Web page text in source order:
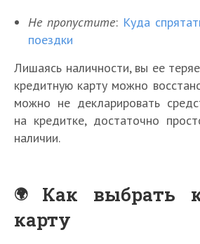
Не пропустите: Куда
поездки
Лишаясь наличности, вы ее
кредитную карту можно
можно не декларировать
на кредитке, достаточно
наличии.
Как выбрать
карту